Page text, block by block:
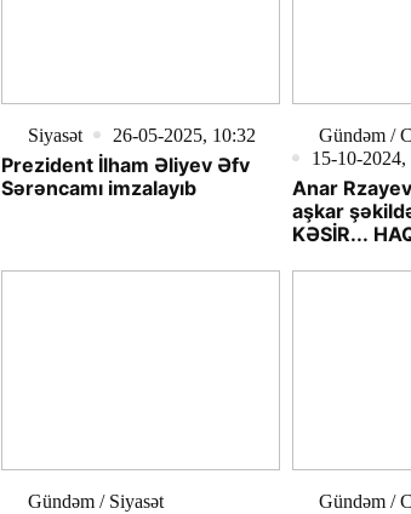
Siyasət 26-05-2025, 10:32
Prezident İlham Əliyev Əfv
Sərəncamı imzalayıb
Gündəm /
15-10-2024,
Anar
aşkar
KƏSİR...
Gündəm / Siyasət
Gündəm /